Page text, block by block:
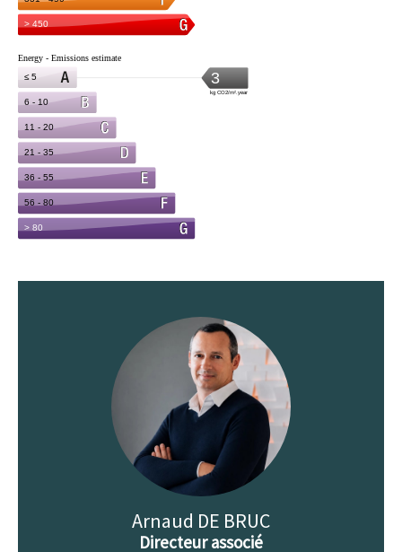
Arnaud DE BRUC
Directeur associé